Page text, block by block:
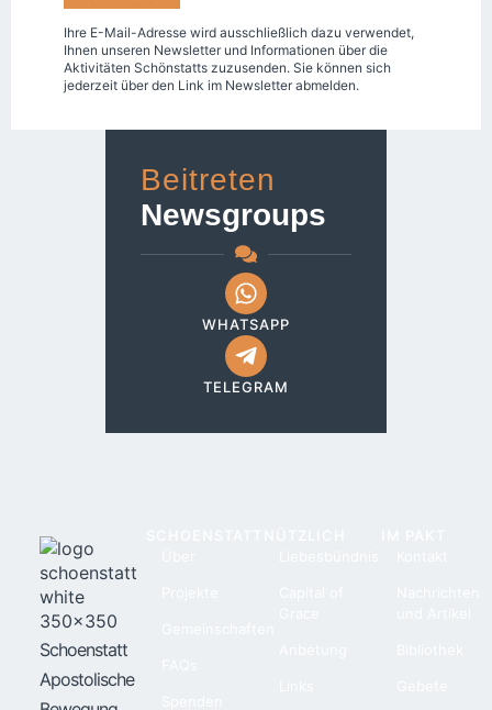
Ihre E-Mail-Adresse wird ausschließlich dazu verwendet,
Ihnen unseren Newsletter und Informationen über die
Aktivitäten Schönstatts zuzusenden. Sie können sich
jederzeit über den Link im Newsletter abmelden.
Beitreten
Newsgroups
WHATSAPP
TELEGRAM
Schoenstatt
Apostolische